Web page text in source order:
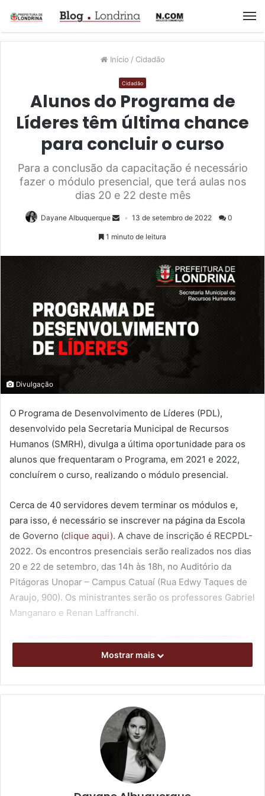
Início / Cidadão
Cidadão
Alunos do Programa de
Líderes têm última chance
para concluir o curso
Para a conclusão da capacitação é necessário
fazer o módulo presencial, que terá aulas nos
dias 20 e 22 deste mês
Dayane Albuquerque 13 de setembro de 2022 0
1 minuto de leitura
Divulgação
O Programa de Desenvolvimento de Líderes (PDL),
desenvolvido pela Secretaria Municipal de Recursos
Humanos (SMRH), divulga a última oportunidade para os
alunos que frequentaram o Programa, em 2021 e 2022,
concluírem o curso, realizando o módulo presencial.
Cerca de 40 servidores devem terminar os módulos e,
para isso, é necessário se inscrever na página da Escola
de Governo (clique aqui). A chave de inscrição é RECPDL-
2022. Os encontros presenciais serão realizados nos dias
20 e 22 de setembro, das 14h às 18h, no Auditório da
Pitágoras Unopar – Campus Catuaí (Rua Edwy Taques de
Araujo, 900). Os ministrantes serão os professores Gabriel
Manganaro e Renan Laffranchi.
Encontros presenciais do PDL serão realizados no
Mostrar mais